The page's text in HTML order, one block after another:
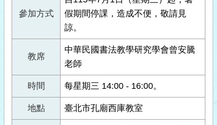
參加方式
假期間停課，造成不便，敬請見
諒。
教席
中華民國書法教學研究學會曾安騰
老師
時間 每星期三 14:00 - 16:00。
地點 臺北市孔廟西庫教室